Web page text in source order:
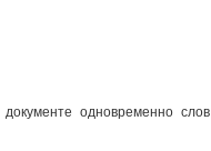
одновременно слов